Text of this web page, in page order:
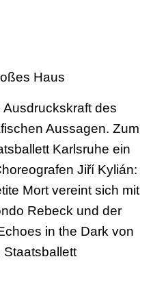
Haus
des
Aussagen. Zum
Karlsruhe ein
Jiří Kylián:
Mort vereint sich mit
Rebeck und der
in the Dark von